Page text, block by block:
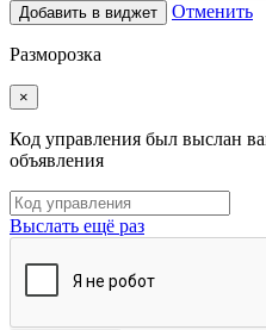
Добавить в виджет Отменить
Разморозка
×
Код управления был выслан
объявления
Выслать ещё раз